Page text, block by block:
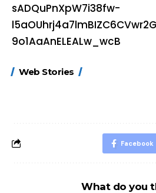
sADQuPnXpW7i38fw-
9o1AaAnELEALw_wcB
Web Stories
FASTag के ये नए
Facebook
What do you